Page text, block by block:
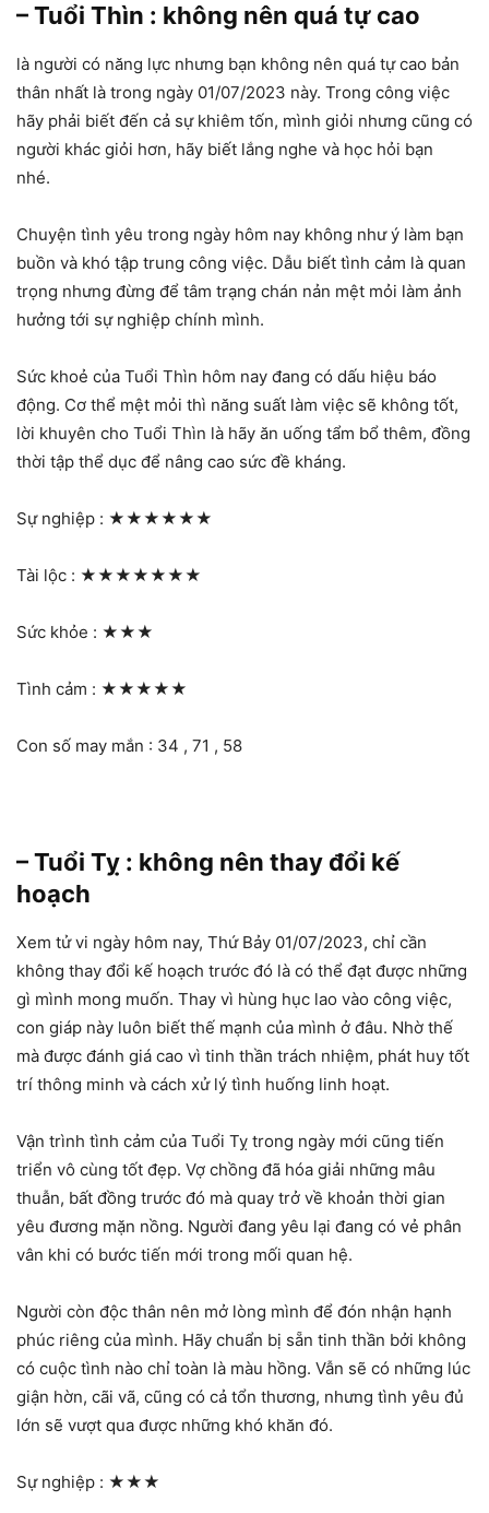
– Tuổi Thìn : không nên quá tự cao
là người có năng lực nhưng bạn không nên quá tự cao bản
thân nhất là trong ngày 01/07/2023 này. Trong công việc
hãy phải biết đến cả sự khiêm tốn, mình giỏi nhưng cũng có
người khác giỏi hơn, hãy biết lắng nghe và học hỏi bạn
nhé.
Chuyện tình yêu trong ngày hôm nay không như ý làm bạn
buồn và khó tập trung công việc. Dẫu biết tình cảm là quan
trọng nhưng đừng để tâm trạng chán nản mệt mỏi làm ảnh
hưởng tới sự nghiệp chính mình.
Sức khoẻ của Tuổi Thìn hôm nay đang có dấu hiệu báo
động. Cơ thể mệt mỏi thì năng suất làm việc sẽ không tốt,
lời khuyên cho Tuổi Thìn là hãy ăn uống tẩm bổ thêm, đồng
thời tập thể dục để nâng cao sức đề kháng.
Sự nghiệp : ★★★★★★
Tài lộc : ★★★★★★★
Sức khỏe : ★★★
Tình cảm : ★★★★★
Con số may mắn : 34 , 71 , 58
– Tuổi Tỵ : không nên thay đổi kế
hoạch
Xem tử vi ngày hôm nay, Thứ Bảy 01/07/2023, chỉ cần
không thay đổi kế hoạch trước đó là có thể đạt được những
gì mình mong muốn. Thay vì hùng hục lao vào công việc,
con giáp này luôn biết thế mạnh của mình ở đâu. Nhờ thế
mà được đánh giá cao vì tinh thần trách nhiệm, phát huy tốt
trí thông minh và cách xử lý tình huống linh hoạt.
Vận trình tình cảm của Tuổi Tỵ trong ngày mới cũng tiến
triển vô cùng tốt đẹp. Vợ chồng đã hóa giải những mâu
thuẫn, bất đồng trước đó mà quay trở về khoản thời gian
yêu đương mặn nồng. Người đang yêu lại đang có vẻ phân
vân khi có bước tiến mới trong mối quan hệ.
Người còn độc thân nên mở lòng mình để đón nhận hạnh
phúc riêng của mình. Hãy chuẩn bị sẵn tinh thần bởi không
có cuộc tình nào chỉ toàn là màu hồng. Vẫn sẽ có những lúc
giận hờn, cãi vã, cũng có cả tổn thương, nhưng tình yêu đủ
lớn sẽ vượt qua được những khó khăn đó.
Sự nghiệp : ★★★